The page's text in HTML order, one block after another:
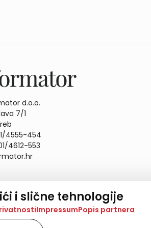
i slične tehnologije
stranici koristimo kolačiće i slične
promet na stranici te prikazujemo
ImpressumPopis partnera
d.o.o.
7/1
4555-454
4612-553